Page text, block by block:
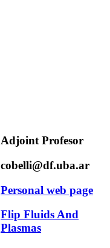
Adjoint Profesor
cobelli@df.uba.ar
Personal web page
Flip Fluids And
Plasmas